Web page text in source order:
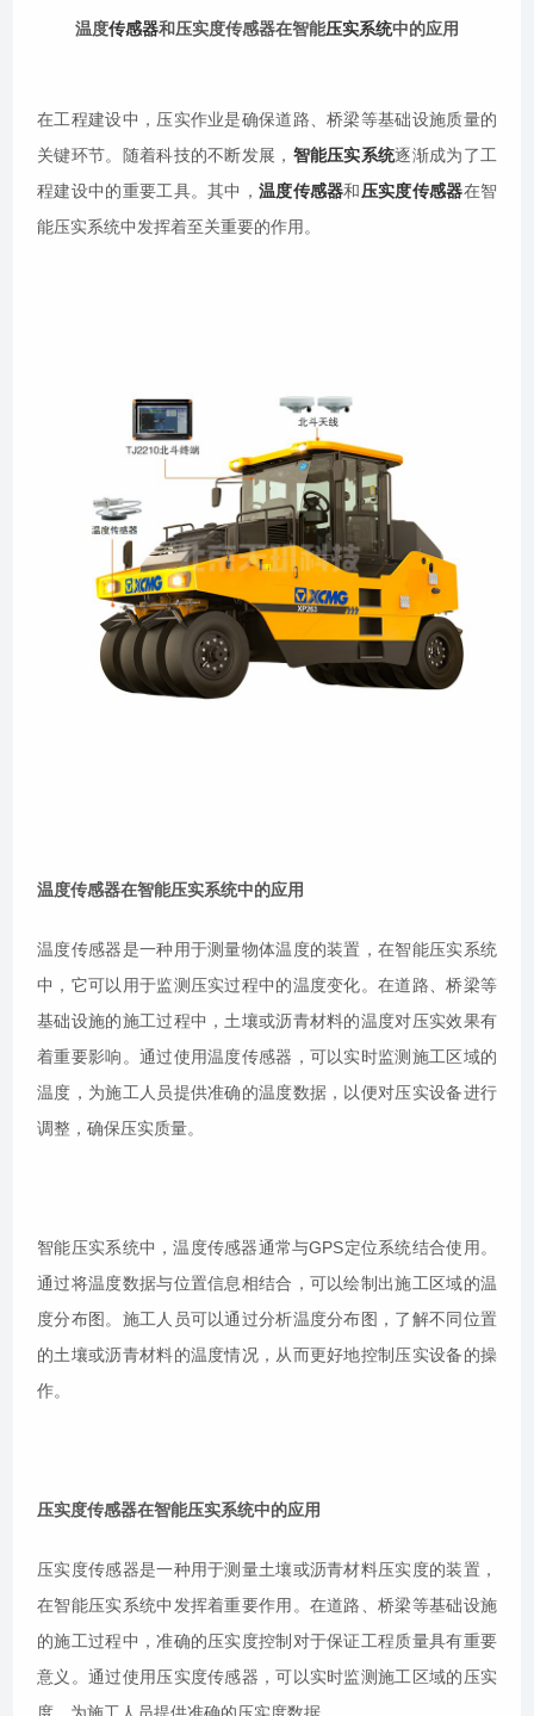
温度传感器和压实度传感器在智能压实系统中的应用
在工程建设中，压实作业是确保道路、桥梁等基础设施质量的
关键环节。随着科技的不断发展， 智能压实系统逐渐成为了工
程建设中的重要工具。其中， 温度传感器和压实度传感器在智
能压实系统中发挥着至关重要的作用。
温度传感器在智能压实系统中的应用
温度传感器是一种用于测量物体温度的装置，在智能压实系统
中，它可以用于监测压实过程中的温度变化。在道路、桥梁等
基础设施的施工过程中，土壤或沥青材料的温度对压实效果有
着重要影响。通过使用温度传感器，可以实时监测施工区域的
温度，为施工人员提供准确的温度数据，以便对压实设备进行
调整，确保压实质量。
智能压实系统中，温度传感器通常与GPS定位系统结合使用。
通过将温度数据与位置信息相结合，可以绘制出施工区域的温
度分布图。施工人员可以通过分析温度分布图，了解不同位置
的土壤或沥青材料的温度情况，从而更好地控制压实设备的操
作。
压实度传感器在智能压实系统中的应用
压实度传感器是一种用于测量土壤或沥青材料压实度的装置，
在智能压实系统中发挥着重要作用。在道路、桥梁等基础设施
的施工过程中，准确的压实度控制对于保证工程质量具有重要
意义。通过使用压实度传感器，可以实时监测施工区域的压实
度，为施工人员提供准确的压实度数据。